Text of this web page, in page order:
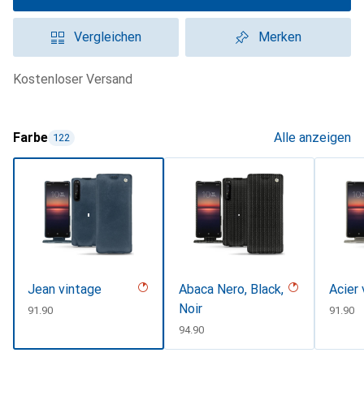
Vergleichen Merken
kostenloser Versand
Farbe 122 Alle anzeigen
Jean vintage
CHF
91.90
Abaca Nero, Black,
Noir
CHF
94.90
Acier
CHF
91.90